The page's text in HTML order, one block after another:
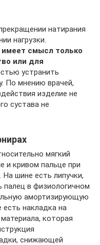
натирания
нагрузки.
смысл только
или для
устранить
По мнению врачей,
изделие не
сустава не
мягкий
и кривом пальце при
шине есть липучки,
в физиологичном
амортизирующую
накладка на
которая
снижающей